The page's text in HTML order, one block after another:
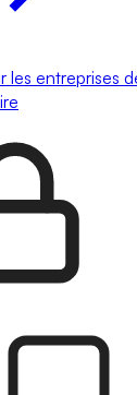
les entreprises